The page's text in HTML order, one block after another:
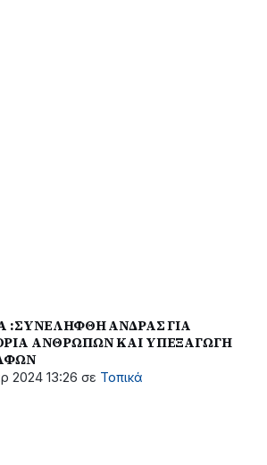
:ΣΥΝΕΛΗΦΘΗ ΑΝΔΡΑΣ ΓΙΑ
ΑΝΘΡΩΠΩΝ ΚΑΙ ΥΠΕΞΑΓΩΓΗ
2024 13:26 σε Τοπικά